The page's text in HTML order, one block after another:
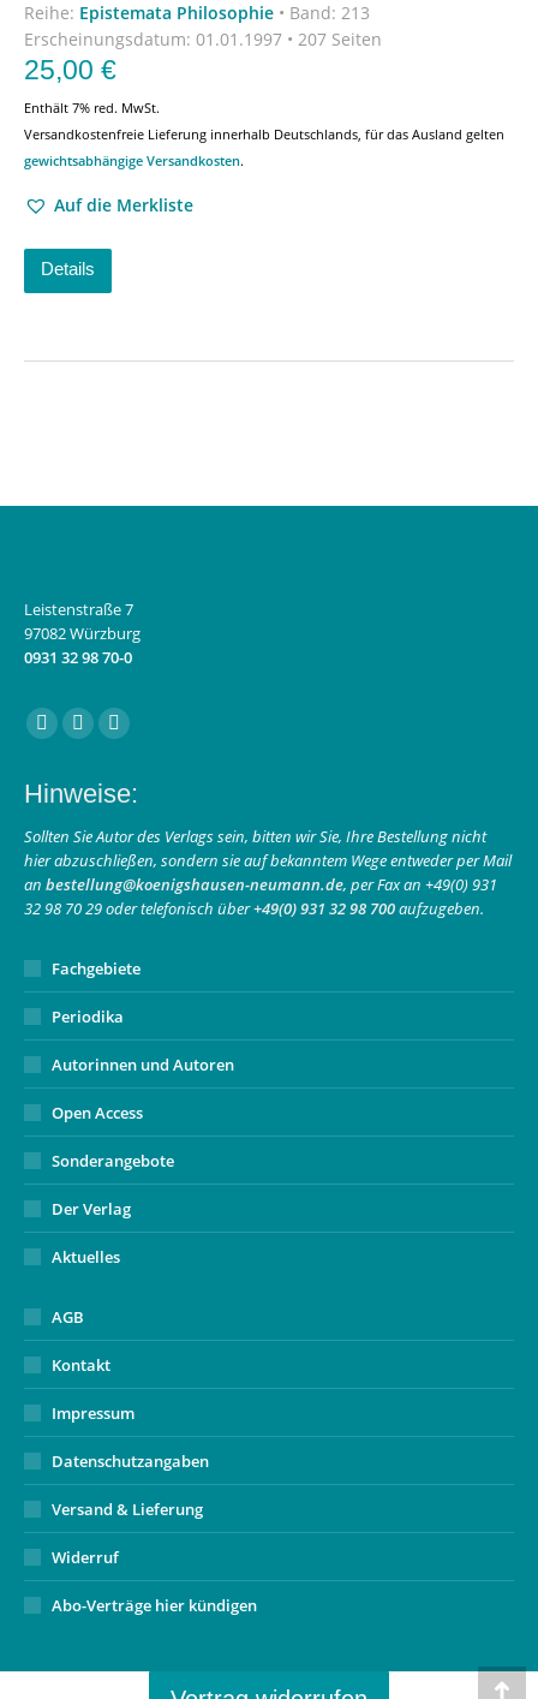
Reihe: Epistemata Philosophie • Band: 213
Erscheinungsdatum: 01.01.1997 • 207 Seiten
25,00 €
Enthält 7% red. MwSt.
Versandkostenfreie Lieferung innerhalb Deutschlands, für das Ausland gelten
gewichtsabhängige Versandkosten.
Auf die Merkliste
Details
Leistenstraße 7
97082 Würzburg
0931 32 98 70-0
Finden Sie uns auf:
Facebook
opens
in
new
window
Instagram
opens
in
new
window
E-
page
opens
in
new
window
Hinweise:
Sollten Sie Autor des Verlags sein, bitten wir Sie, Ihre Bestellung nicht
hier abzuschließen, sondern sie auf bekanntem Wege entweder per Mail
an bestellung@koenigshausen-neumann.de, per Fax an +49(0) 931
32 98 70 29 oder telefonisch über+49(0) 931 32 98 700aufzugeben.
Fachgebiete
Periodika
Autorinnen und Autoren
Open Access
Sonderangebote
Der Verlag
Aktuelles
AGB
Kontakt
Impressum
Datenschutzangaben
Versand & Lieferung
Widerruf
Abo-Verträge hier kündigen